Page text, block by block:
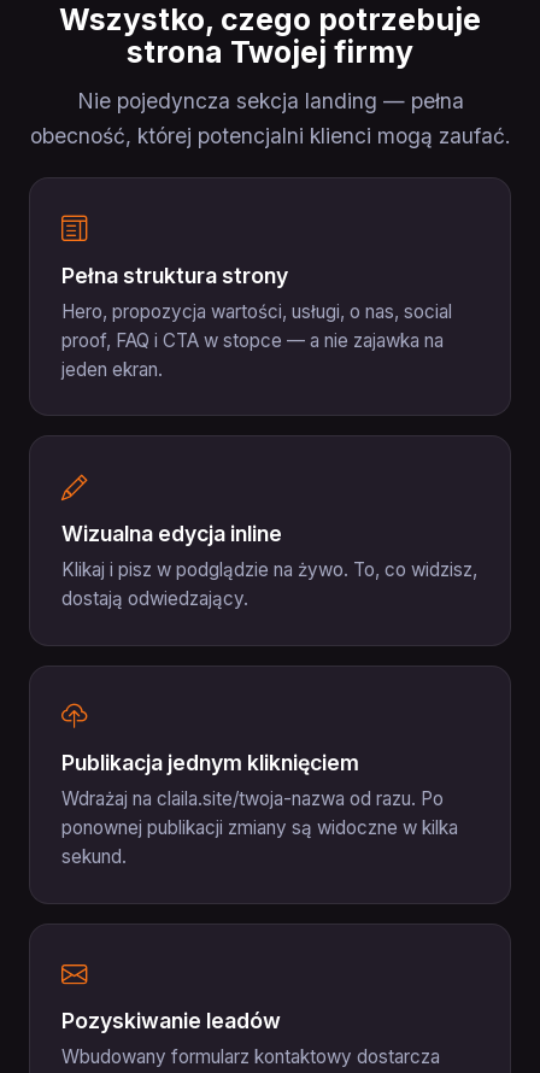
Wszystko, czego potrzebuje
strona Twojej firmy
Nie pojedyncza sekcja landing — pełna
obecność, której potencjalni klienci mogą zaufać.
Pełna struktura strony
Hero, propozycja wartości, usługi, o nas, social
proof, FAQ i CTA w stopce — a nie zajawka na
jeden ekran.
Wizualna edycja inline
Klikaj i pisz w podglądzie na żywo. To, co widzisz,
dostają odwiedzający.
Publikacja jednym kliknięciem
Wdrażaj na claila.site/twoja-nazwa od razu. Po
ponownej publikacji zmiany są widoczne w kilka
sekund.
Pozyskiwanie leadów
Wbudowany formularz kontaktowy dostarcza